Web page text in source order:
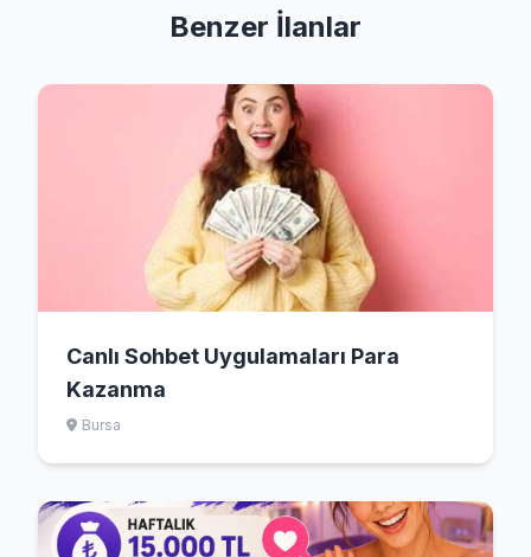
Benzer İlanlar
Canlı Sohbet Uygulamaları Para
Kazanma
Bursa